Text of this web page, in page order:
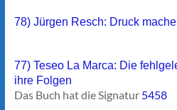
78) Jürgen Resch: Druck
77) Teseo La Marca: Die
ihre Folgen
Das Buch hat die Signatur 5458